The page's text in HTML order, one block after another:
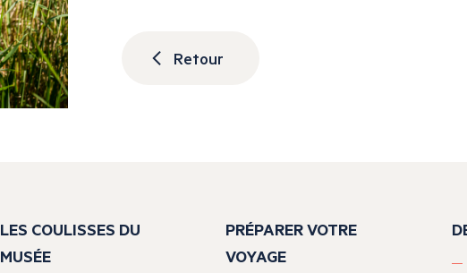
Retour
LES COULISSES DU
MUSÉE
PRÉPARER VOTRE
VOYAGE